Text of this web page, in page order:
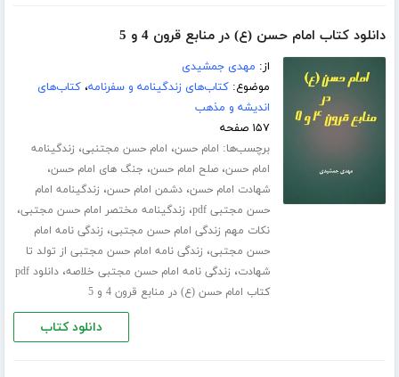
دانلود کتاب امام حسن (ع) در منابع قرون 4 و 5
از: مهدی جمشیدی
موضوع:کتاب‌های زندگینامه و سفرنامه،کتاب‌های
اندیشه و مذهب
۱۵۷ صفحه
برچسب‌ها: امام حسن، امام حسن مجتنبی، زندگینامه
امام حسن،صلح امام حسن، جنگ های امام حسن،
شهادت امام حسن،دشمن امام حسن، زندگینامه امام
حسن مجتبی pdf
، زندگینامه مختصر امام حسن مجتبی،
نکات مهم زندگی امام حسن مجتبی، زندگی نامه امام
حسن مجتبی، زندگی نامه امام حسن مجتبی از تولد تا
شهادت، زندگی نامه امام حسن مجتبی خلاصه،
دانلود pdf
کتاب امام حسن (ع) در منابع قرون 4 و 5
دانلود کتاب